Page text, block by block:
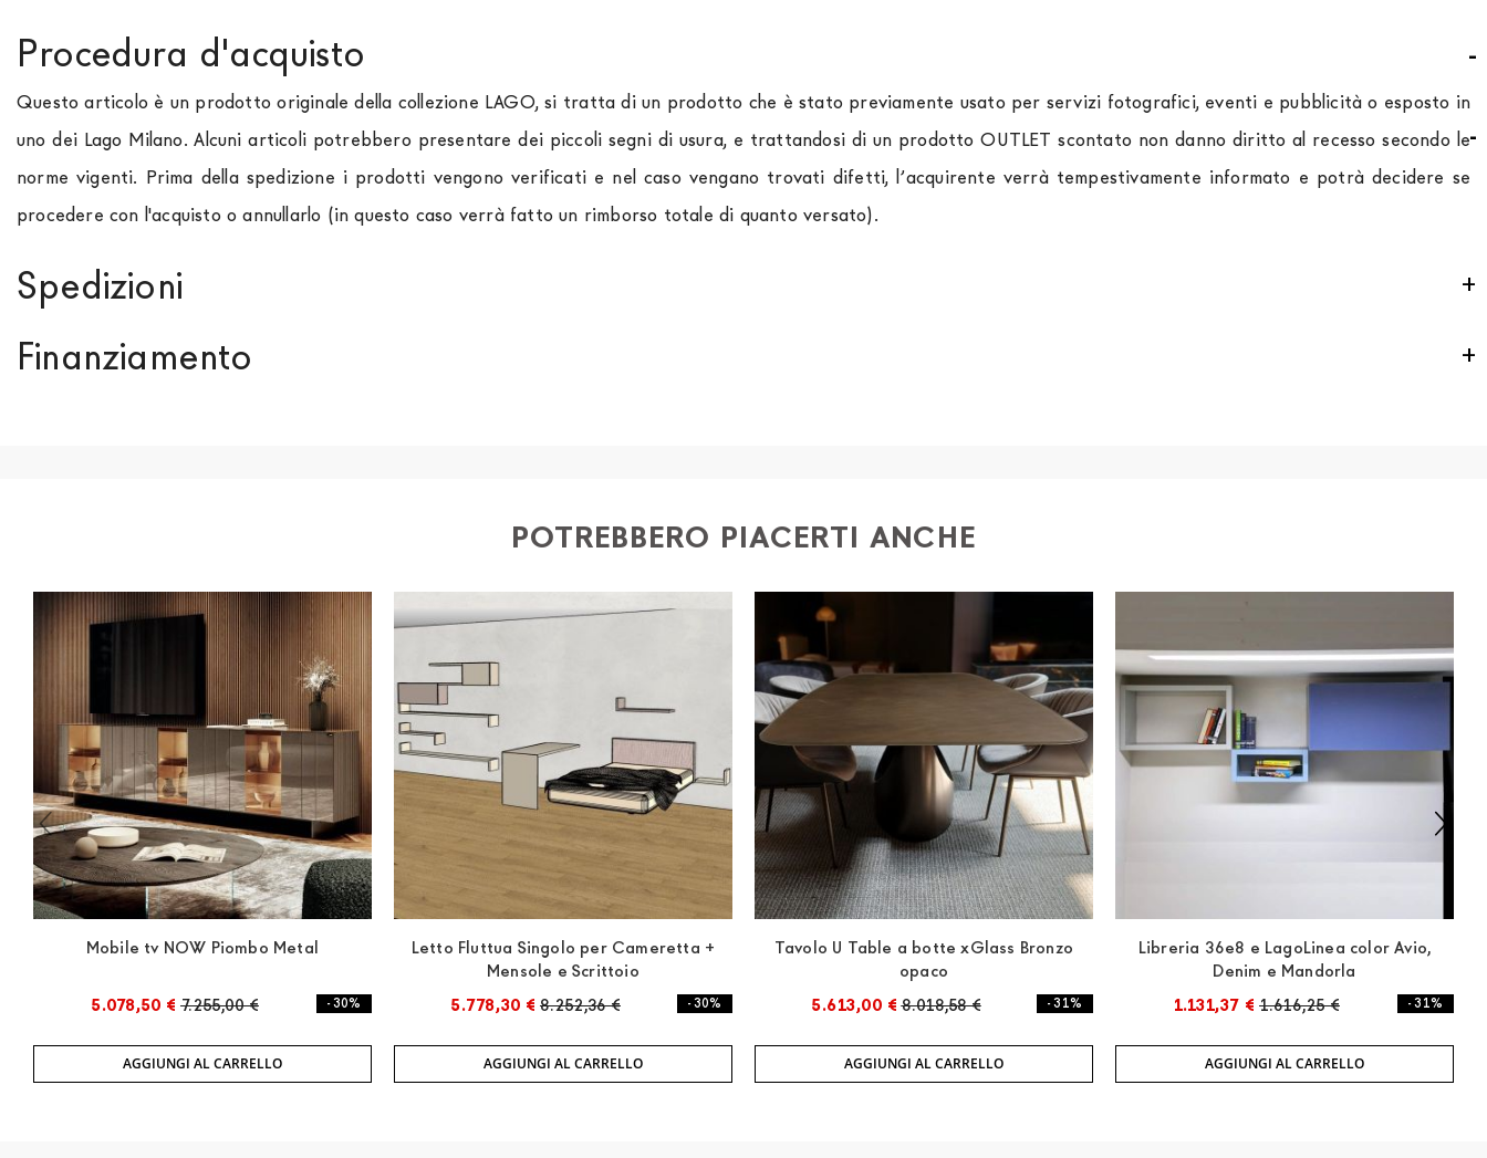
Procedura d'acquisto
Questo articolo è un prodotto originale della collezione LAGO, si tratta di un prodotto che è stato previamente usato per servizi fotografici, eventi e pubblicità o esposto in
uno dei Lago Milano. Alcuni articoli potrebbero presentare dei piccoli segni di usura, e trattandosi di un prodotto OUTLET scontato non danno diritto al recesso secondo le
norme vigenti. Prima della spedizione i prodotti vengono verificati e nel caso vengano trovati difetti, l’acquirente verrà tempestivamente informato e potrà decidere se
procedere con l'acquisto o annullarlo (in questo caso verrà fatto un rimborso totale di quanto versato).
Spedizioni
paese di interesse. La spedizione
, che garantiscono che la movimentazione dei prodotti sia sempre curata. Al
Finanziamento
POTREBBERO PIACERTI ANCHE
Mobile tv NOW Piombo Metal
5.078,50 € 7.255,00 € - 30%
AGGIUNGI AL CARRELLO
Letto Fluttua Singolo per Cameretta +
Mensole e Scrittoio
5.778,30 € 8.252,36 € - 30%
AGGIUNGI AL CARRELLO
Tavolo U Table a botte xGlass Bronzo
opaco
5.613,00 € 8.018,58 € - 31%
AGGIUNGI AL CARRELLO
Libreria 36e8 e LagoLinea color Avio,
Denim e Mandorla
1.131,37 € 1.616,25 € - 31%
AGGIUNGI AL CARRELLO